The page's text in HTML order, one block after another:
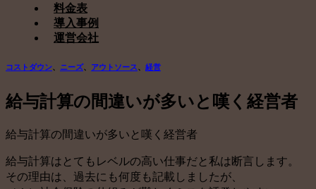
料金表
導入事例
運営会社
コストダウン ニーズ、 アウトソース 経営
給与計算の間違いが多いと嘆く経営者
給与計算の間違いが多いと嘆く経営者
給与計算はとてもレベルの高い仕事だと私は断言します。
その理由は、過去にも何度も記載しましたが、